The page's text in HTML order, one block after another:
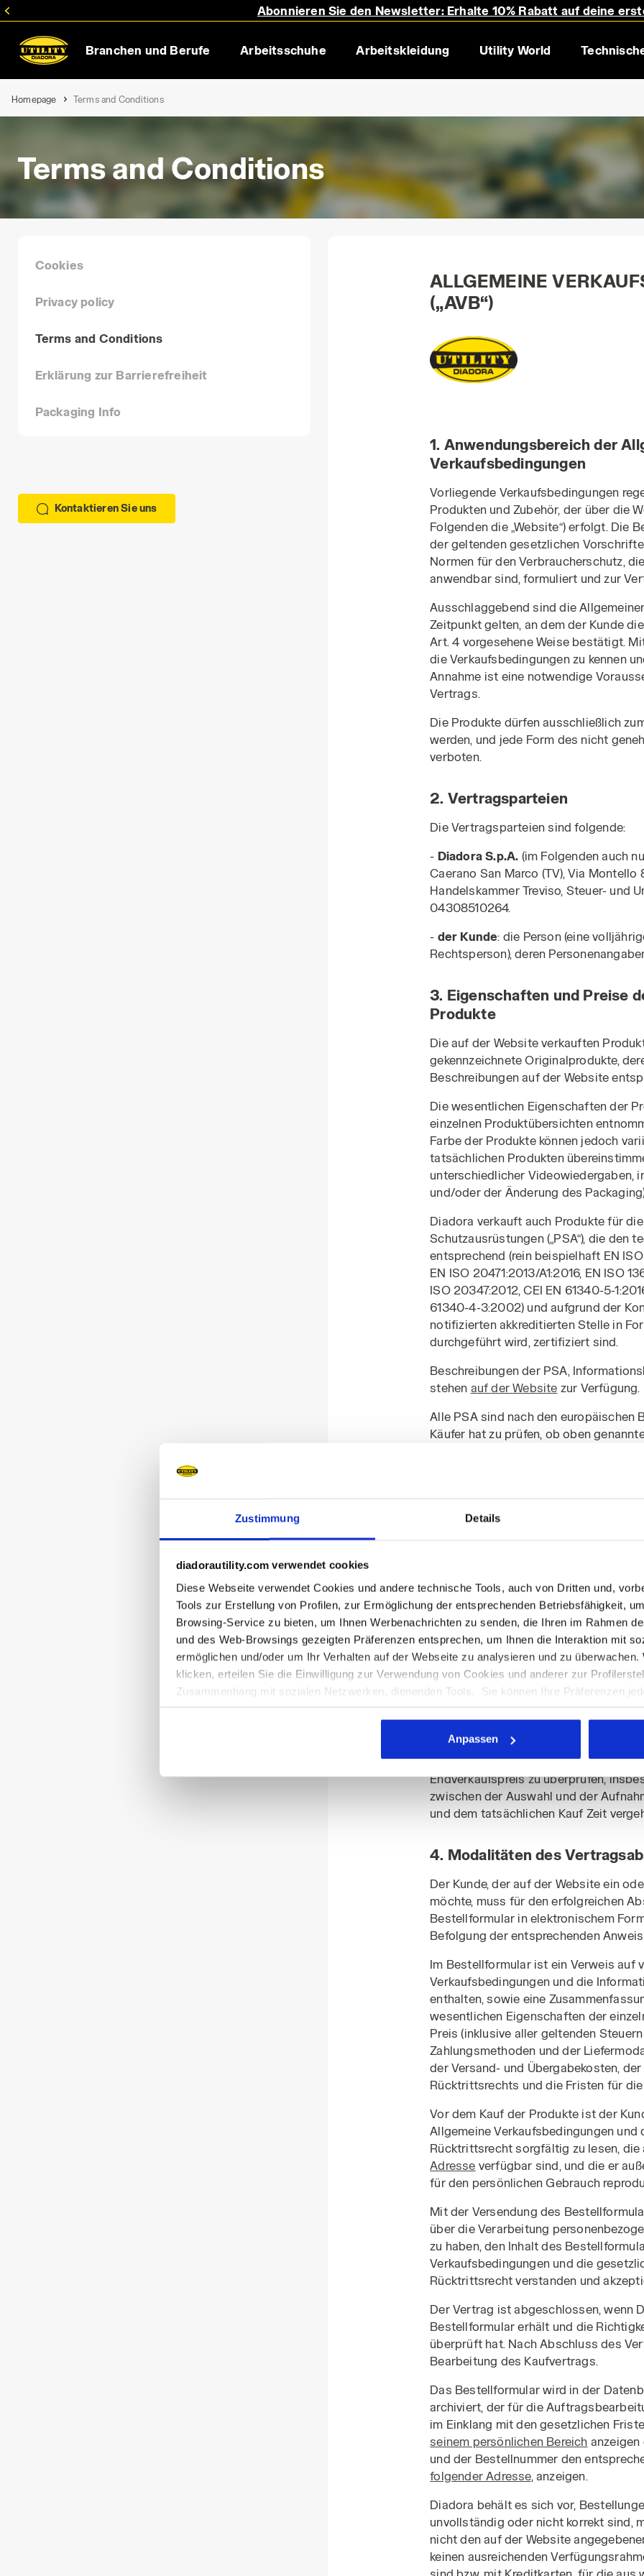
Zustimmung Details
diadorautility.com verwendet cookies
Diese Webseite verwendet Cookies und andere technische Tools, auch von Dritten und,
Tools zur Erstellung von Profilen, zur Ermöglichung der entsprechenden Betriebsfähigkeit,
Browsing-Service zu bieten, um Ihnen Werbenachrichten zu senden, die Ihren im Rahmen
und des Web-Browsings gezeigten Präferenzen entsprechen, um Ihnen die Interaktion mit
ermöglichen und/oder um Ihr Verhalten auf der Webseite zu analysieren und zu überwachen.
klicken, erteilen Sie die Einwilligung zur Verwendung von Cookies und anderer zur
Zusammenhang mit sozialen Netzwerken, dienenden Tools. Sie können Ihre Präferenzen
Einwilligung widerrufen, indem Sie auf "Personalisieren" klicken (diese Option ist auch in der
Standardeinstellungen und somit ohne Cookies und anderer Tracking-Tools als jene
können die erweiterte Cookie-Information einsehen, indem Sie den folgendenLink anklicken.
Anpassen
Abonnieren Sie den Newsletter: Erhalte 10% Rabatt auf deine
Branchen und Berufe Arbeitsschuhe Arbeitskleidung Utility World
Homepage Terms and Conditions
Terms and Conditions
Cookies
Privacy policy
Terms and Conditions
Erklärung zur Barrierefreiheit
Packaging Info
Kontaktieren Sie uns
ALLGEMEINE
(„AVB“)
1. Anwendungsbereich der
Verkaufsbedingungen
Vorliegende Verkaufsbedingungen
Produkten und Zubehör, der über die
Folgenden die „Website“) erfolgt. Die
der geltenden gesetzlichen
Normen für den Verbraucherschutz,
anwendbar sind, formuliert und zur
Ausschlaggebend sind die
Zeitpunkt gelten, an dem der Kunde
Art. 4 vorgesehene Weise bestätigt.
die Verkaufsbedingungen zu kennen
Annahme ist eine notwendige
Vertrags.
Die Produkte dürfen ausschließlich
werden, und jede Form des nicht
verboten.
2. Vertragsparteien
Die Vertragsparteien sind folgende:
- Diadora S.p.A. (im Folgenden auch
Caerano San Marco (TV), Via
Handelskammer Treviso, Steuer- und
04308510264.
- der Kunde: die Person (eine
Rechtsperson), deren
3. Eigenschaften und Preise
Produkte
Die auf der Website verkauften
gekennzeichnete Originalprodukte,
Beschreibungen auf der Website
Die wesentlichen Eigenschaften der
einzelnen Produktübersichten
Farbe der Produkte können jedoch
tatsächlichen Produkten
unterschiedlicher Videowiedergaben,
und/oder der Änderung des
Diadora verkauft auch Produkte für
Schutzausrüstungen („PSA“), die den
entsprechend (rein beispielhaft EN
EN ISO 20471:2013/A1:2016, EN ISO
ISO 20347:2012, CEI EN 61340-5-
61340-4-3:2002) und aufgrund der
notifizierten akkreditierten Stelle in
durchgeführt wird, zertifiziert sind.
Beschreibungen der PSA,
stehen auf der Website zur Verfügung.
Alle PSA sind nach den
Käufer hat zu prüfen, ob oben
dem die PSA tatsächlich eingesetzt
persönliche Schutzausrüstungen
Die auf der Website verkauften
Kennzeichnungsetikett versehen
Die Produkte werden zu dem auf der
Zeitpunkt angeboten, an dem der
gemäß in Art. 4 vorgesehenen
sich inklusive MwSt., die im Detail in
ausgestellt wird, ausgewiesen ist. Sie
und Übergabekosten, die jedoch
Abschnitt angegeben sind, vor
werden können und in jedem Fall im
Die Produktpreise könnten
verpflichtet, vor der Auftragserteilung
Endverkaufspreis zu überprüfen,
zwischen der Auswahl und der
und dem tatsächlichen Kauf Zeit
4. Modalitäten des
Der Kunde, der auf der Website ein
möchte, muss für den erfolgreichen
Bestellformular in elektronischem
Befolgung der entsprechenden
Im Bestellformular ist ein Verweis auf
Verkaufsbedingungen und die
enthalten, sowie eine
wesentlichen Eigenschaften der
Preis (inklusive aller geltenden
Zahlungsmethoden und der
der Versand- und Übergabekosten,
Rücktrittsrechts und die Fristen für
Vor dem Kauf der Produkte ist der
Allgemeine Verkaufsbedingungen und
Rücktrittsrecht sorgfältig zu lesen, die
Adresse verfügbar sind, und die er
für den persönlichen Gebrauch
Mit der Versendung des
über die Verarbeitung
zu haben, den Inhalt des
Verkaufsbedingungen und die
Rücktrittsrecht verstanden und
Der Vertrag ist abgeschlossen, wenn
Bestellformular erhält und die
überprüft hat. Nach Abschluss des
Bearbeitung des Kaufvertrags.
Das Bestellformular wird in der
archiviert, der für die
im Einklang mit den gesetzlichen
seinem persönlichen Bereich anzeigen
und der Bestellnummer den
folgender Adresse, anzeigen.
Diadora behält es sich vor,
unvollständig oder nicht korrekt sind,
nicht den auf der Website
keinen ausreichenden